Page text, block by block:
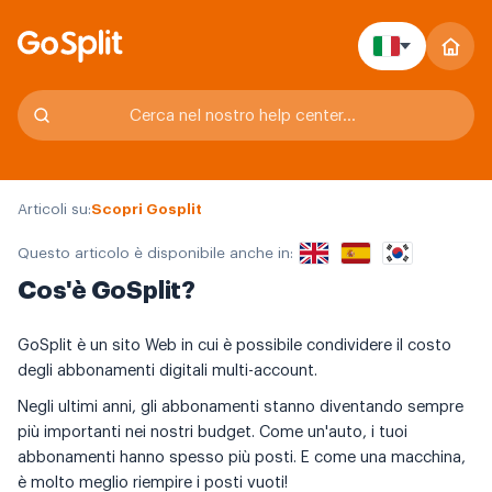
Articoli su:Scopri Gosplit
Questo articolo è disponibile anche in:
Cos'è GoSplit?
GoSplit è un sito Web in cui è possibile condividere il costo
degli abbonamenti digitali multi-account.
Negli ultimi anni, gli abbonamenti stanno diventando sempre
più importanti nei nostri budget. Come un'auto, i tuoi
abbonamenti hanno spesso più posti. E come una macchina,
è molto meglio riempire i posti vuoti!